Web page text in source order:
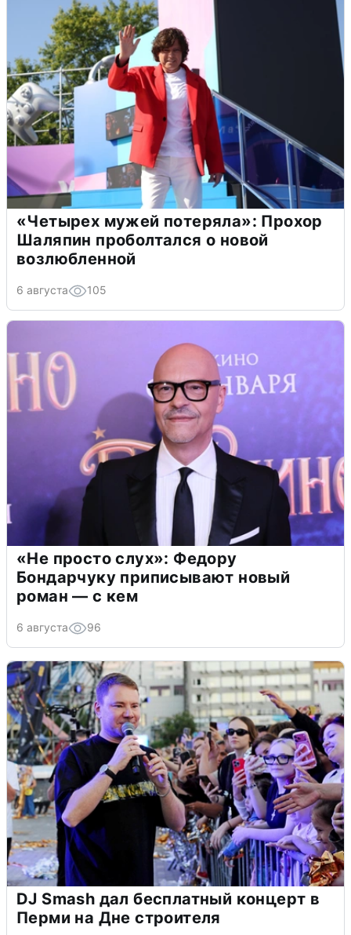
«Четырех мужей потеряла»: Прохор
Шаляпин проболтался о новой
возлюбленной
6 августа 105
«Не просто слух»: Федору
Бондарчуку приписывают новый
роман — с кем
6 августа 96
DJ Smash дал бесплатный концерт в
Перми на Дне строителя